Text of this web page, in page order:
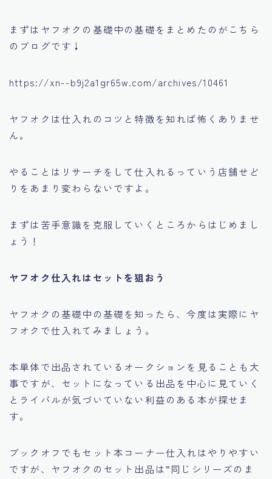
まずはヤフオクの基礎中の基礎をまとめたのがこちら
のブログです↓
https://xn--b9j2a1gr65w.com/archives/10461
ヤフオクは仕入れのコツと特徴を知れば怖くありませ
ん。
やることはリサーチをして仕入れるっていう店舗せど
りをあまり変わらないですよ。
まずは苦手意識を克服していくところからはじめまし
ょう！
ヤフオク仕入れはセットを狙おう
ヤフオクの基礎中の基礎を知ったら、今度は実際にヤ
フオクで仕入れてみましょう。
本単体で出品されているオークションを見ることも大
事ですが、セットになっている出品を中心に見ていく
とライバルが気づいていない利益のある本が探せま
す。
ブックオフでもセット本コーナー仕入れはやりやすい
ですが、ヤフオクのセット出品は”同じシリーズのま